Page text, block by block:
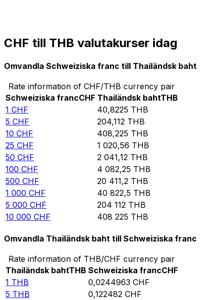
CHF till THB valutakurser idag
Omvandla Schweiziska franc till Thailändsk baht
Rate information of CHF/THB currency pair
Schweiziska francCHF Thailändsk bahtTHB
1 CHF 40,8225 THB
5 CHF 204,112 THB
10 CHF 408,225 THB
25 CHF 1 020,56 THB
50 CHF 2 041,12 THB
100 CHF 4 082,25 THB
500 CHF 20 411,2 THB
1 000 CHF 40 822,5 THB
5 000 CHF 204 112 THB
10 000 CHF 408 225 THB
Omvandla Thailändsk baht till Schweiziska franc
Rate information of THB/CHF currency pair
Thailändsk bahtTHB Schweiziska francCHF
1 THB 0,0244963 CHF
5 THB 0,122482 CHF